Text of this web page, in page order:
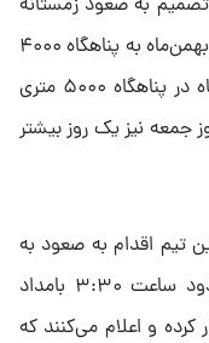
تصمیم به صعود زمستانه
دماوند می‌گیرند. این تیم روز چهارشنبه ۱۷ بهمن‌ماه به پناهگاه ۴۰۰۰
متری رسیده و در روز پنجشنبه ۱۸ بهمن‌ماه در پناهگاه ۵۰۰۰ متری
جمعه نیز یک روز بیشتر
تیم اقدام به صعود به
قله دماوند از جبهه شمالی می‌کند و حدود ساعت ۳:۳۰ بامداد
کرده و اعلام می‌کنند که